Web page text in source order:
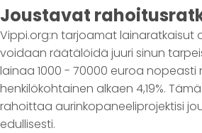
Joustavat
Vippi.org:n tarjoamat lainaratkaisut
voidaan räätälöidä juuri sinun
lainaa 1000 - 70000 euroa nopeasti
henkilökohtainen alkaen 4,19%.
rahoittaa aurinkopaneeliprojektisi
edullisesti.